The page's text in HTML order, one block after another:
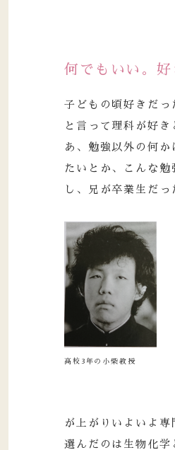
何でもいい。
子どもの頃好きだ
と言って理科が好
あ、勉強以外の何
たいとか、こんな
し、兄が卒業生だ
高校3年の小柴教授
が上がりいよいよ
選んだのは生物化学